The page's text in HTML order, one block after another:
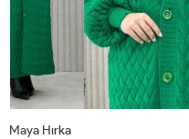
Maya Hırka